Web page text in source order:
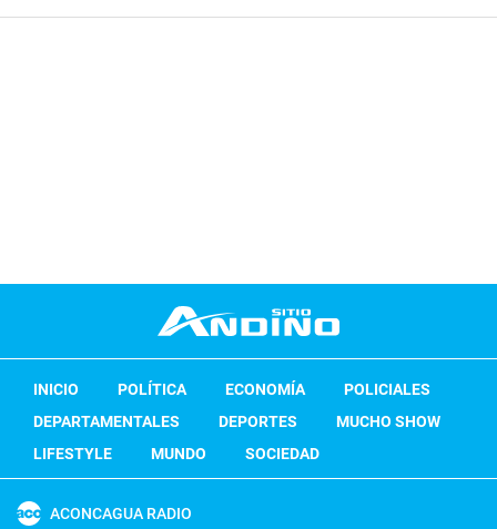
INICIO POLÍTICA ECONOMÍA
POLICIALES
DEPARTAMENTALES
DEPORTES
MUCHO SHOW
LIFESTYLE
MUNDO SOCIEDAD
ACONCAGUA RADIO